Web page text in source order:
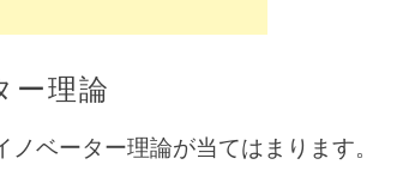
ー理論
ベーター理論が当てはまります。